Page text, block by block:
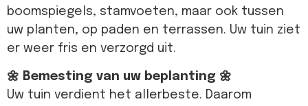
boomspiegels, stamvoeten, maar ook tussen
uw planten, op paden en terrassen. Uw tuin ziet
er weer fris en verzorgd uit.
🌼 Bemesting van uw beplanting 🌼
Uw tuin verdient het allerbeste. Daarom